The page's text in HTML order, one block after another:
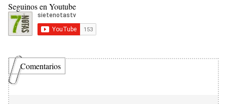
Seguinos en Youtube
Comentarios